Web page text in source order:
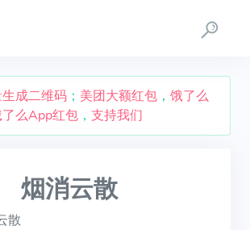
成二维码 ； 美团大额红包 ， 饿了么
么App红包 ， 支持我们
烟消云散
散